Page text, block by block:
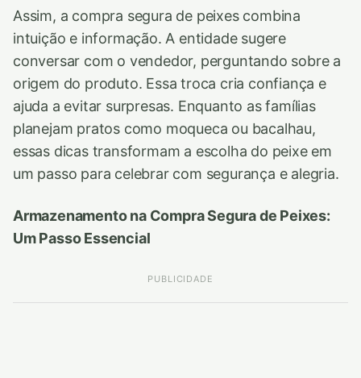
Assim, a compra segura de peixes combina
intuição e informação. A entidade sugere
conversar com o vendedor, perguntando sobre a
origem do produto. Essa troca cria confiança e
ajuda a evitar surpresas. Enquanto as famílias
planejam pratos como moqueca ou bacalhau,
essas dicas transformam a escolha do peixe em
um passo para celebrar com segurança e alegria.
Armazenamento na Compra Segura de Peixes:
Um Passo Essencial
PUBLICIDADE